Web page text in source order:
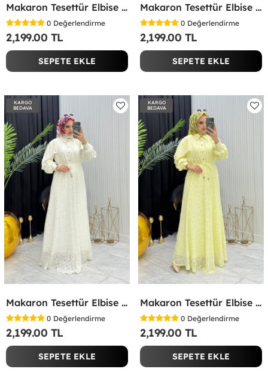
Makaron Tesettür Elbise Pembe Pembe
0 Değerlendirme
2,199.00 TL
SEPETE EKLE
Makaron Tesettür Elbise Kahverengi Kahverengi
0 Değerlendirme
2,199.00 TL
SEPETE EKLE
KARGO
BEDAVA
Makaron Tesettür Elbise Beyaz Beyaz
0 Değerlendirme
2,199.00 TL
SEPETE EKLE
KARGO
BEDAVA
Makaron Tesettür Elbise Sarı Sarı
0 Değerlendirme
2,199.00 TL
SEPETE EKLE